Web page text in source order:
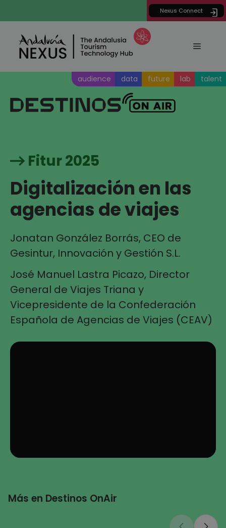
Nexus Connect
Menú
audience data future lab talent
Fitur 2025
Digitalización en las
agencias de viajes
Jonatan González Borrás, CEO de
Gesintur, Innovación y Gestión S.L.
José Manuel Lastra Picazo, Director
General de Viajes Triana y
Vicepresidente de la Confederación
Española de Agencias de Viajes (CEAV)
Más en Destinos OnAir